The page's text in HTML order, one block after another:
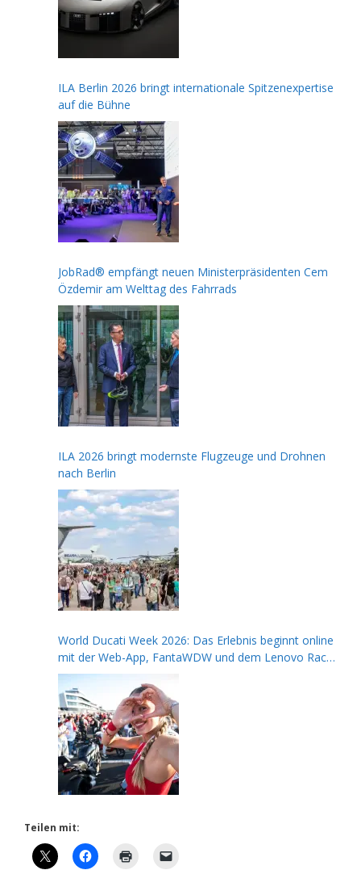
ILA Berlin 2026 bringt internationale Spitzenexpertise
auf die Bühne
JobRad® empfängt neuen Ministerpräsidenten Cem
Özdemir am Welttag des Fahrrads
ILA 2026 bringt modernste Flugzeuge und Drohnen
nach Berlin
World Ducati Week 2026: Das Erlebnis beginnt online
mit der Web-App, FantaWDW und dem Lenovo Race
of Champions Contest
Teilen mit: